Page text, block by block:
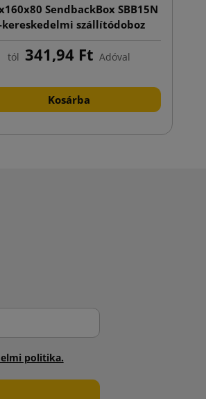
SendbackBox SBB15N
kereskedelmi szállítódoboz
automata alj
tól 341,94 Ft Adóval
Kosárba
politika.